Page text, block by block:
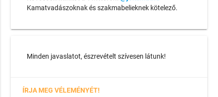
Kamatvadászoknak és szakmabelieknek kötelező.
Minden javaslatot, észrevételt szívesen látunk!
ÍRJA MEG VÉLEMÉNYÉT!